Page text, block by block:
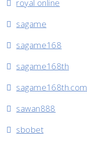
royal online
sagame
sagame168
sagame168th
sagame168th.com
sawan888
sbobet